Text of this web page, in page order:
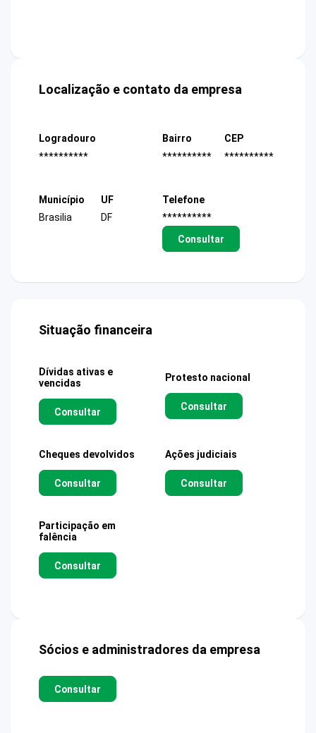
Localização e contato da empresa
Logradouro
**********
Bairro
**********
CEP
**********
Município
Brasilia
UF
DF
Telefone
**********
Consultar
Situação financeira
Dívidas ativas e
vencidas
Consultar
Protesto nacional
Consultar
Cheques devolvidos
Consultar
Ações judiciais
Consultar
Participação em
falência
Consultar
Sócios e administradores da empresa
Consultar